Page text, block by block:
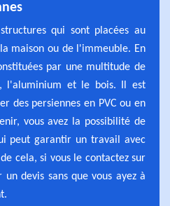
qui sont placées au
maison ou de l'immeuble. En
par une multitude de
l'aluminium et le bois. Il est
des persiennes en PVC ou en
vous avez la possibilité de
peut garantir un travail avec
cela, si vous le contactez sur
devis sans que vous ayez à